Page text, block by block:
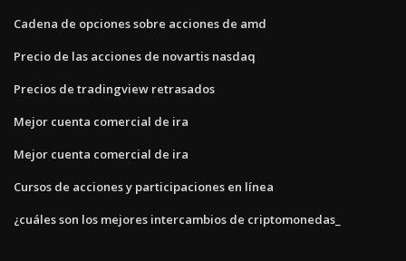
Cadena de opciones sobre acciones de amd
Precio de las acciones de novartis nasdaq
Precios de tradingview retrasados
Mejor cuenta comercial de ira
Mejor cuenta comercial de ira
Cursos de acciones y participaciones en línea
¿cuáles son los mejores intercambios de criptomonedas_